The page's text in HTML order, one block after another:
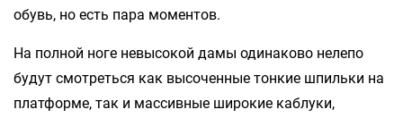
обувь, но есть пара моментов.
На полной ноге невысокой дамы одинаково нелепо
будут смотреться как высоченные тонкие шпильки на
платформе, так и массивные широкие каблуки,